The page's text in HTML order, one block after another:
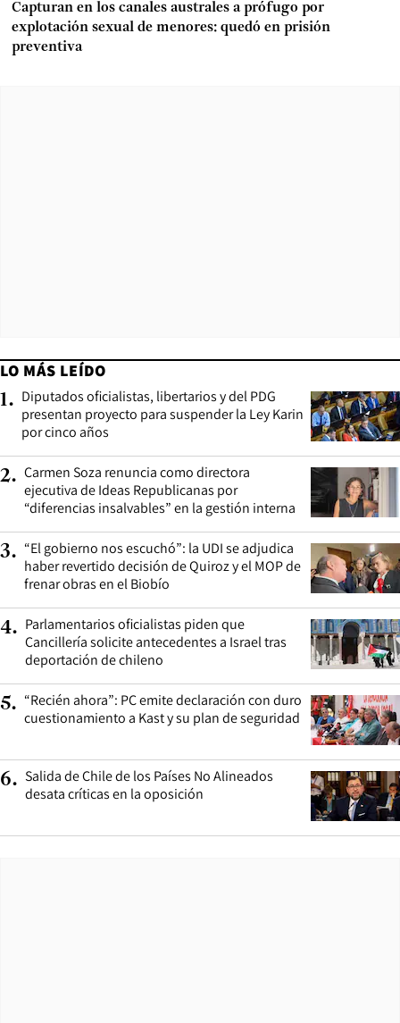
Capturan en los canales australes a prófugo por
explotación sexual de menores: quedó en prisión
preventiva
LO MÁS LEÍDO
1. Diputados oficialistas, libertarios y del PDG
presentan proyecto para suspender la Ley Karin
por cinco años
2. Carmen Soza renuncia como directora
ejecutiva de Ideas Republicanas por
“diferencias insalvables” en la gestión interna
3. “El gobierno nos escuchó”: la UDI se adjudica
haber revertido decisión de Quiroz y el MOP de
frenar obras en el Biobío
4. Parlamentarios oficialistas piden que
Cancillería solicite antecedentes a Israel tras
deportación de chileno
5. “Recién ahora”: PC emite declaración con duro
cuestionamiento a Kast y su plan de seguridad
6. Salida de Chile de los Países No Alineados
desata críticas en la oposición